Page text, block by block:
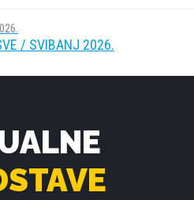
/ SVIBANJ 2026.